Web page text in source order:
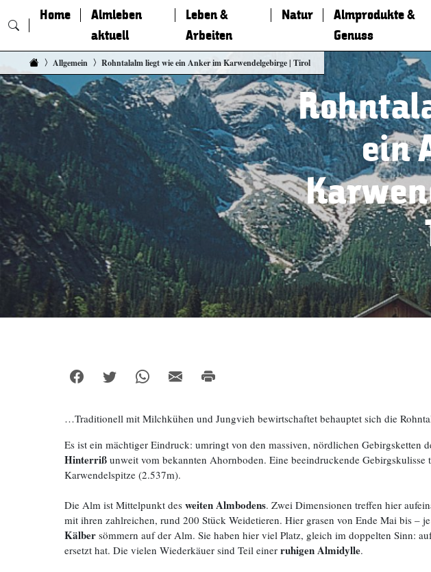
Zum Inhalt springen
Home
Almleben
aktuell
Leben &
Arbeiten
Natur
Almprodukte &
Genuss
Allgemein Rohntalalm liegt wie ein Anker im Karwendelgebirge | Tirol
ein
…Traditionell mit Milchkühen und Jungvieh bewirtschaftet behauptet sich die
Es ist ein mächtiger Eindruck: umringt von den massiven, nördlichen Gebirgsketten
Hinterriß unweit vom bekannten Ahornboden. Eine beeindruckende
Karwendelspitze (2.537m).
Die Alm ist Mittelpunkt des weiten Almbodens. Zwei Dimensionen treffen hier
mit ihren zahlreichen, rund 200 Stück Weidetieren. Hier grasen von Ende Mai bis –
Kälber sömmern auf der Alm. Sie haben hier viel Platz, gleich im doppelten Sinn:
ersetzt hat. Die vielen Wiederkäuer sind Teil einer ruhigen Almidylle.